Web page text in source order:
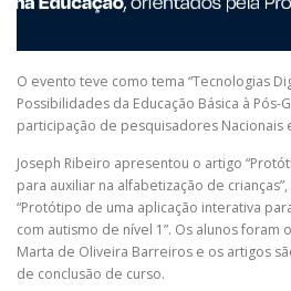
O evento teve como tema “Tecnologias
Possibilidades da Educação Básica à Pós-
participação de pesquisadores Nacionais
Joseph Ribeiro apresentou o artigo
para auxiliar na alfabetização de
“Protótipo de uma aplicação interativa
com autismo de nível 1”. Os alunos
Marta de Oliveira Barreiros e os artigos
de conclusão de curso.